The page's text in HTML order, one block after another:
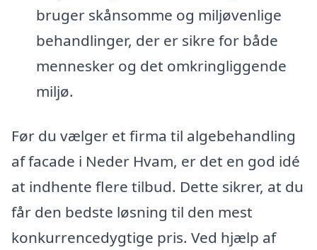
bruger skånsomme og miljøvenlige
behandlinger, der er sikre for både
mennesker og det omkringliggende
miljø.
Før du vælger et firma til algebehandling
af facade i Neder Hvam, er det en god idé
at indhente flere tilbud. Dette sikrer, at du
får den bedste løsning til den mest
konkurrencedygtige pris. Ved hjælp af